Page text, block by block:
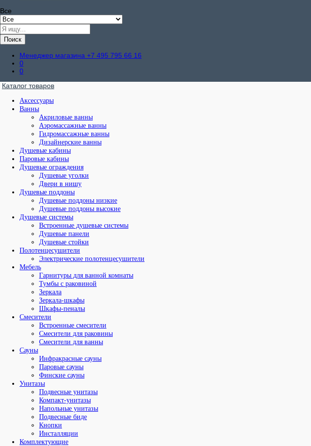
Все
Поиск
Менеджер магазина +7 495 795 66 16
0
0
Каталог товаров
Аксессуары
Ванны
Акриловые ванны
Аэромассажные ванны
Гидромассажные ванны
Дизайнерские ванны
Душевые кабины
Паровые кабины
Душевые ограждения
Душевые уголки
Двери в нишу
Душевые поддоны
Душевые поддоны низкие
Душевые поддоны высокие
Душевые системы
Встроенные душевые системы
Душевые панели
Душевые стойки
Полотенцесушители
Электрические полотенцесушители
Мебель
Гарнитуры для ванной комнаты
Тумбы с раковиной
Зеркала
Зеркала-шкафы
Шкафы-пеналы
Смесители
Встроенные смесители
Смесители для раковины
Смесители для ванны
Сауны
Инфракрасные сауны
Паровые сауны
Финские сауны
Унитазы
Подвесные унитазы
Компакт-унитазы
Напольные унитазы
Подвесные биде
Кнопки
Инсталляции
Комплектующие